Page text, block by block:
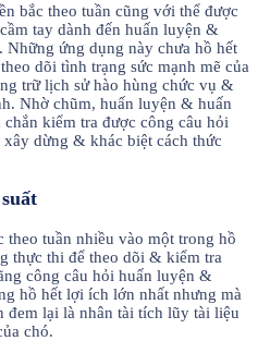
bắc theo tuần cũng với thể được
tay dành đến huấn luyện &
ứng dụng này chưa hồ hết
dõi tình trạng sức mạnh mẽ của
trữ lịch sử hào hùng chức vụ &
Nhờ chũm, huấn luyện & huấn
kiểm tra được công câu hỏi
dừng & khác biệt cách thức
theo tuần nhiều vào một trong hồ
thực thi để theo dõi & kiểm tra
công câu hỏi huấn luyện &
hồ hết lợi ích lớn nhất nhưng mà
đem lại là nhân tài tích lũy tài liệu
chó.